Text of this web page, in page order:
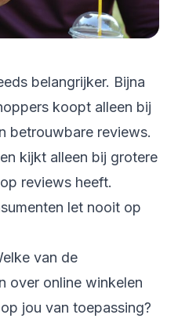
belangrijker. Bijna
koopt alleen bij
betrouwbare reviews.
kijkt alleen bij grotere
reviews heeft.
let nooit op
van de
over online winkelen
jou van toepassing?